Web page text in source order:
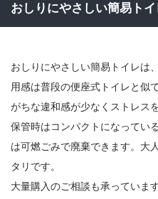
おしりにやさしい簡易ト
おしりにやさしい簡易トイレは
用感は普段の便座式トイレと似
がちな違和感が少なくストレス
保管時はコンパクトになってい
は可燃ごみで廃棄できます。大
タリです。
大量購入のご相談も承っていま